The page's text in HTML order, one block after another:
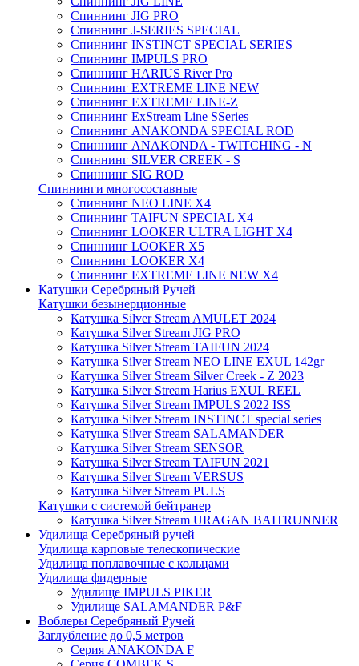
Спиннинг JIG PRO
Спиннинг J-SERIES SPECIAL
Спиннинг INSTINCT SPECIAL SERIES
Спиннинг IMPULS PRO
Спиннинг HARIUS River Pro
Спиннинг EXTREME LINE NEW
Спиннинг EXTREME LINE-Z
Спиннинг ExStream Line SSeries
Спиннинг ANAKONDA SPECIAL ROD
Спиннинг ANAKONDA - TWITCHING - N
Спиннинг SILVER CREEK - S
Спиннинг SIG ROD
Спиннинги многосоставные
Спиннинг NEO LINE X4
Спиннинг TAIFUN SPECIAL X4
Спиннинг LOOKER ULTRA LIGHT X4
Спиннинг LOOKER X5
Спиннинг LOOKER X4
Спиннинг EXTREME LINE NEW X4
Катушки Серебряный Ручей
Катушки безынерционные
Катушка Silver Stream AMULET 2024
Катушка Silver Stream JIG PRO
Катушка Silver Stream TAIFUN 2024
Катушка Silver Stream NEO LINE EXUL 142gr
Катушка Silver Stream Silver Creek - Z 2023
Катушка Silver Stream Harius EXUL REEL
Катушка Silver Stream IMPULS 2022 ISS
Катушка Silver Stream INSTINCT special series
Катушка Silver Stream SALAMANDER
Катушка Silver Stream SENSOR
Катушка Silver Stream TAIFUN 2021
Катушка Silver Stream VERSUS
Катушка Silver Stream PULS
Катушки с системой бейтранер
Катушка Silver Stream URAGAN BAITRUNNER
Удилища Серебряный ручей
Удилища карповые телескопические
Удилища поплавочные с кольцами
Удилища фидерные
Удилище IMPULS PIKER
Удилище SALAMANDER P&F
Воблеры Серебряный Ручей
Заглубление до 0,5 метров
Серия ANAKONDA F